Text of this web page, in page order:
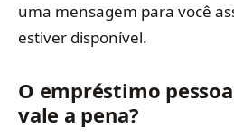
uma mensagem para você
estiver disponível.
O empréstimo
vale a pena?